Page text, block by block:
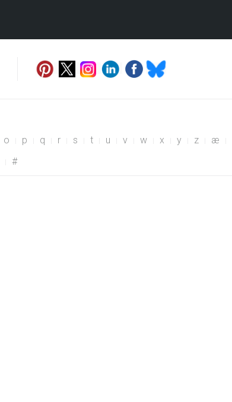
o p q r s t u v w x y z æ
#